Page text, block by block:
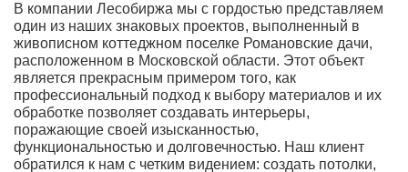
В компании Лесобиржа мы с гордостью представляем
один из наших знаковых проектов, выполненный в
живописном коттеджном поселке Романовские дачи,
расположенном в Московской области. Этот объект
является прекрасным примером того, как
профессиональный подход к выбору материалов и их
обработке позволяет создавать интерьеры,
поражающие своей изысканностью,
функциональностью и долговечностью. Наш клиент
обратился к нам с четким видением: создать потолки,